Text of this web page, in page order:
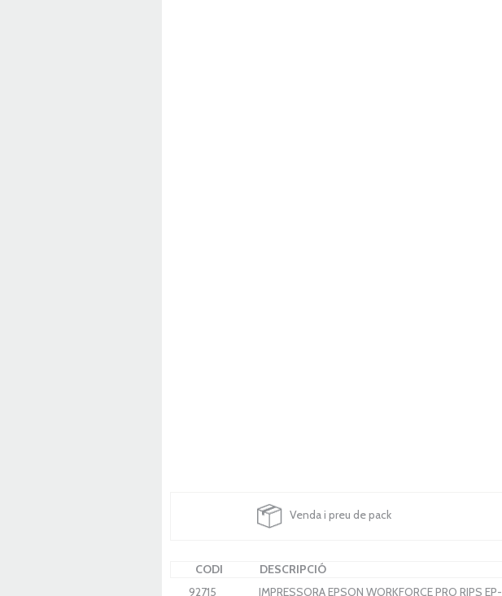
Venda i preu de pack
CODI DESCRIPCIÓ
92715
IMPRESSORA EPSON WORKFORCE PRO RIPS EP-